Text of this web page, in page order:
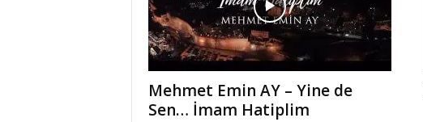
Mehmet Emin AY – Yine de
Sen… İmam Hatiplim